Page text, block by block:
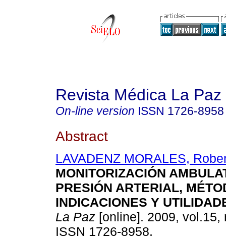
Revista Médica La Paz
On-line version ISSN 1726-8958
Abstract
LAVADENZ MORALES,
MONITORIZACIÓN
PRESIÓN ARTERIAL,
INDICACIONES Y
La Paz [online]. 2009, vol.15,
ISSN 1726-8958.